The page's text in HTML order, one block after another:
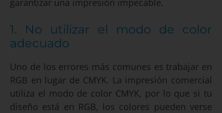
garantizar una impresión impecable.
1. No utilizar el modo de color
adecuado
Uno de los errores más comunes es trabajar en
RGB en lugar de CMYK. La impresión comercial
utiliza el modo de color CMYK, por lo que si tu
diseño está en RGB, los colores pueden verse